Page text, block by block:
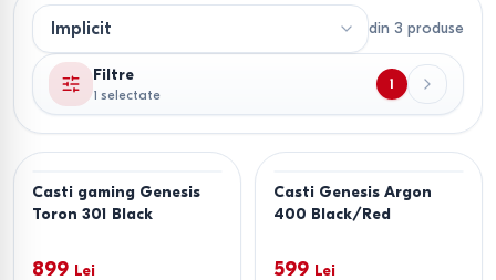
din 3 produse
Filtre
1 selectate
1
Casti gaming Genesis
Toron 301 Black
899 Lei
Casti Genesis Argon
400 Black/Red
599 Lei